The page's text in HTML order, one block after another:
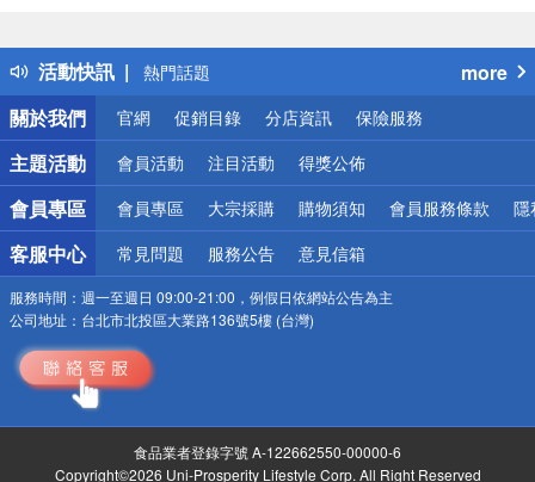
活動快訊
得獎公告
熱門話題
銀行優惠
偏遠地區配送
詐騙網頁！請小心！
more
關於我們
官網 促銷目錄 分店資訊 保險服務
主題活動 會員活動 注目活動 得獎公佈
會員專區 會員專區 大宗採購 購物須知 會員服務條款 隱
客服中心 常見問題 服務公告 意見信箱
服務時間： 週一至週日 09:00-21:00，例假日依網站公告為主
公司地址： 台北市北投區大業路136號5樓 (台灣)
食品業者登錄字號 A-122662550-00000-6
Copyright©2026 Uni-Prosperity Lifestyle Corp. All Right Reserved